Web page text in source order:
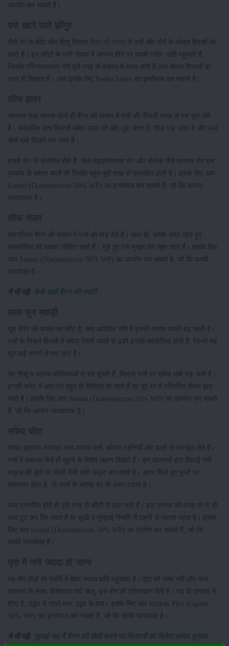
उपयोग कर सकते हैं।
पीले रंग के कीट और शिशु निरंतर बैंगन की फसल में पत्तों और पौधे के कोमल हिस्सों को
खाते हैं। इन कीटों के भारी संख्या में उत्पन्न होने पर काफी गंभीर क्षति पहुंचाते हैं,
जिसके परिणामस्वरूप पत्ते पूरी तरह से कंकाल में बदल जाते हैं तथा केवल शिराओं का
जाल ही दिखता है। आप इसके लिए Yodha Super का इस्तेमाल कर सकते है।
नवजात तथा व्यस्क दोनों ही बैंगन की फसल में पत्तों की नीचली सतह से रस चूस लेते
हैं। संक्रमित पत्ता किनारों समेत ऊपर की ओर मुड जाता है, पीला पड़ जाता है और जले
जैसे धब्बे दिखने लग जाते हैं।
इससे रोग भी संचारित होते हैं, जैसे माइकोप्लास्मा रोग और मोजेक जैसे वायरस रोग इस
प्रकोप के कारण फलों की स्थिति बहुत बुरी तरह से प्रभावित होती है। इसके लिए आप
Sansui (Diafenthiuron 50% WP) का इस्तेमाल कर सकते हैं, जो कि अत्यंत
लाभदायक है।
केटरपिलर बैंगन की फसल में पत्तों को मोड़ देते हैं। साथ ही, उनके अंदर रहते हुए
क्लोरोफिल को खाकर जीवित रहते हैं। मुड़े हुए पत्ते मुरझा कर सूख जाते हैं। इसके लिए
आप Sansui (Diafenthiuron 50% WP) का उपयोग कर सकते है, जो कि काफी
फायदेमंद है।
ये भी पढ़ें: कैसे डालें बैंगन की नर्सरी
घुन बैंगन की फसल का कीट है, कम आपेक्षित नमी में इनकी संख्या काफी बढ़ जाती है।
पत्तों के निचले हिस्सों में सफेद रेशमी जालों से ढकी इनकी कालोनियां होती हैं, जिनमें यह
घुन कई चरणों में पाए जाते हैं।
यह शिशु व व्यस्क कोशिकाओं से रस चूसते हैं, जिससे पत्तों पर सफेद धब्बे पड़ जाते हैं।
इनकी चपेट में आए पत्ते बहुत ही विचित्र हो जाते हैं एवं भूरे रंग में परिवर्तित होकर झड़
जाते हैं। इसके लिए आप Sansui (Diafenthiuron 50% WP) का उपयोग कर सकते
हैं, जो कि अत्यंत लाभदायक है।
सफेद खटमल नवजात तथा व्यस्क पत्तों, कोमल टहनियों और फलों से रस चूस लेते हैं।
पत्तों में वायरस जैसे ही मुड़ने के विशेष लक्षण दिखते हैं। इन खटमलों द्वारा छिपाई गयी
मधुरस की बूंदों पर काली मैली भारी फफूंद लग जाती है। अगर खिले हुए फूलों पर
संक्रमण होता है, तो फलों के संग्रह पर भी असर पड़ता है।
फल प्रभावित होते ही पूरी तरह से कीटों से ढक जाते हैं। इस प्रभाव की वजह से या तो
फल टूट कर गिर जाता है या सूखी व मुरझाई स्थिति में टहनी से लटका रहता है। इसके
लिए आप Sansui (Diafenthiuron 50% WP) का प्रयोग कर सकते हैं, जो कि
काफी फायदेमंद है।
यह रोग पौधों को नर्सरी में बेहद ज्यादा क्षति पहुंचाता है। मृदा की उच्च नमी और मध्य
तापमान के साथ, विशेषकर वर्षा ऋतु, इस रोग को प्रोत्साहन देती है। यह दो प्रकार से
होता है, उद्भव से पहले तथा उद्भव के बाद। इसके लिए आप Ribban Plus (Captan
50% WP) का इस्तेमाल कर सकते हैं, जो कि काफी फायदेमंद है।
ये भी पढ़ें: जुलाई माह में बैगन की खेती करने पर किसानों को मिलेगा अच्छा मुनाफा